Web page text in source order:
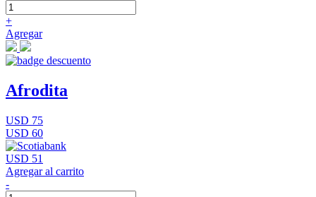
+
Agregar
Afrodita
USD 75
USD 60
USD 51
Agregar al carrito
-